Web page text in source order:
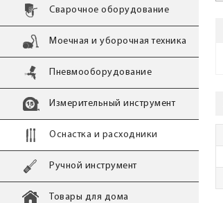
Сварочное оборудование
Моечная и уборочная техника
Пневмооборудование
Измерительный инструмент
Оснастка и расходники
Ручной инструмент
Товары для дома